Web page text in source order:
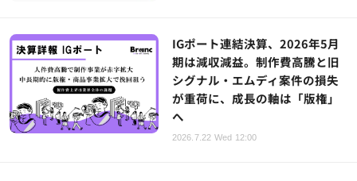
IGポート連結決算、2026年5月
期は減収減益。制作費高騰と旧
シグナル・エムディ案件の損失
が重荷に、成長の軸は「版権」
へ
2026.7.22 Wed 12:00